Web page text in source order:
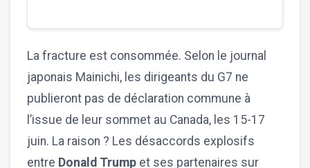
La fracture est consommée. Selon le journal
japonais Mainichi, les dirigeants du G7 ne
publieront pas de déclaration commune à
l’issue de leur sommet au Canada, les 15-17
juin. La raison ? Les désaccords explosifs
entre Donald Trump et ses partenaires sur